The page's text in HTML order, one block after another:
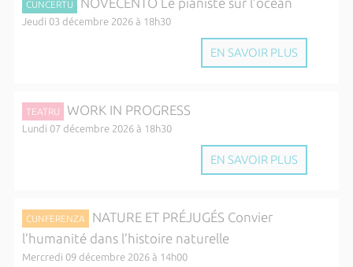
CUNCERTU
Jeudi 03 décembre 2026 à 18h30
EN SAVOIR PLUS
TEATRU WORK IN PROGRESS
Lundi 07 décembre 2026 à 18h30
EN SAVOIR PLUS
CUNFERENZA
NATURE ET PRÉJUGÉS Convier
l’humanité dans l’histoire naturelle
Mercredi 09 décembre 2026 à 14h00